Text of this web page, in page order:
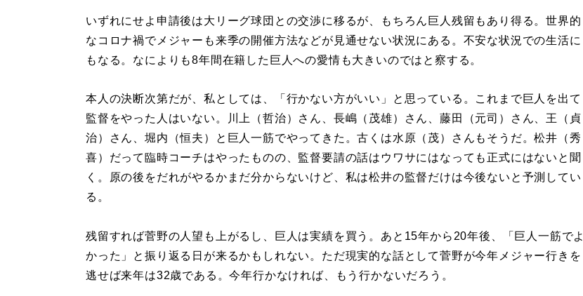
いずれにせよ申請後は大リーグ球団との交渉に移るが、もちろん巨人残留もあり得る。世界的
なコロナ禍でメジャーも来季の開催方法などが見通せない状況にある。不安な状況での生活に
もなる。なによりも8年間在籍した巨人への愛情も大きいのではと察する。
本人の決断次第だが、私としては、「行かない方がいい」と思っている。これまで巨人を出て
監督をやった人はいない。川上（哲治）さん、長嶋（茂雄）さん、藤田（元司）さん、王（貞
治）さん、堀内（恒夫）と巨人一筋でやってきた。古くは水原（茂）さんもそうだ。松井（秀
喜）だって臨時コーチはやったものの、監督要請の話はウワサにはなっても正式にはないと聞
く。原の後をだれがやるかまだ分からないけど、私は松井の監督だけは今後ないと予測してい
る。
残留すれば菅野の人望も上がるし、巨人は実績を買う。あと15年から20年後、「巨人一筋でよ
かった」と振り返る日が来るかもしれない。ただ現実的な話として菅野が今年メジャー行きを
逃せば来年は32歳である。今年行かなければ、もう行かないだろう。